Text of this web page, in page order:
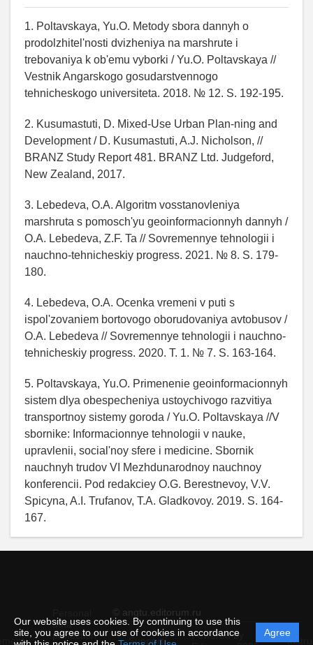
Our website uses cookies. By continuing to use this
site, you agree to our use of cookies in accordance
Agree
1. Poltavskaya, Yu.O. Metody sbora dannyh o
prodolzhitel'nosti dvizheniya na marshrute i
trebovaniya k ob'emu vyborki / Yu.O. Poltavskaya //
Vestnik Angarskogo gosudarstvennogo
tehnicheskogo universiteta. 2018. № 12. S. 192-195.
2. Kusumastuti, D. Mixed-Use Urban Plan-ning and
Development / D. Kusumastuti, A.J. Nicholson, //
BRANZ Study Report 481. BRANZ Ltd. Judgeford,
New Zealand, 2017.
3. Lebedeva, O.A. Algoritm vosstanovleniya
marshruta s pomosch'yu geoinformacionnyh dannyh /
O.A. Lebedeva, Z.F. Ta // Sovremennye tehnologii i
nauchno-tehnicheskiy progress. 2021. № 8. S. 179-
180.
4. Lebedeva, O.A. Ocenka vremeni v puti s
ispol'zovaniem bortovogo oborudovaniya avtobusov /
O.A. Lebedeva // Sovremennye tehnologii i nauchno-
tehnicheskiy progress. 2020. T. 1. № 7. S. 163-164.
5. Poltavskaya, Yu.O. Primenenie geoinformacionnyh
sistem dlya obespecheniya ustoychivogo razvitiya
transportnoy sistemy goroda / Yu.O. Poltavskaya //V
sbornike: Informacionnye tehnologii v nauke,
upravlenii, social'noy sfere i medicine. Sbornik
nauchnyh trudov VI Mezhdunarodnoy nauchnoy
konferencii. Pod redakciey O.G. Berestnevoy, V.V.
Spicyna, A.I. Trufanov, T.A. Gladkovoy. 2019. S. 164-
167.
© angtu.editorum.ru
data
protection
Support
Powered by